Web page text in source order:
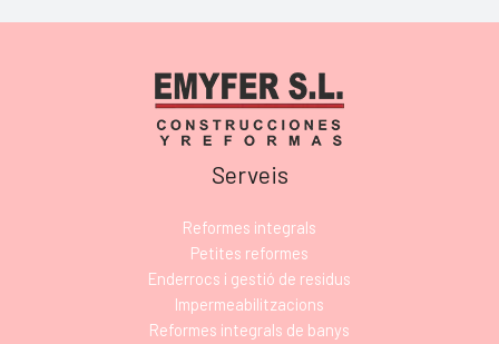
Serveis
Reformes integrals
Petites reformes
Enderrocs i gestió de residus
Impermeabilitzacions
Reformes integrals de banys